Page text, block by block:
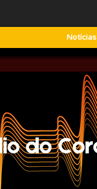
Notícias